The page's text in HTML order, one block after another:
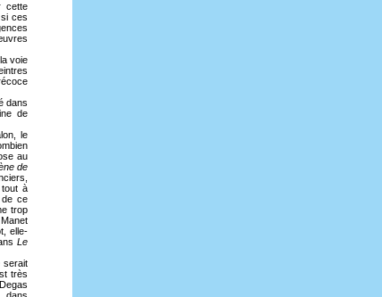
cette
ces
voie
dans
de
le
au
de
à
de ce
trop
elle-
Le
serait
très